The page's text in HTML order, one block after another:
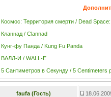
Космос: Территория смерти / Dead
Кланнад / Clannad
Кунг-фу Панда / Kung Fu Panda
ВАЛЛ-И / WALL-E
5 Сантиметров в Секунду / 5 Centimeters
faufa (Гость)